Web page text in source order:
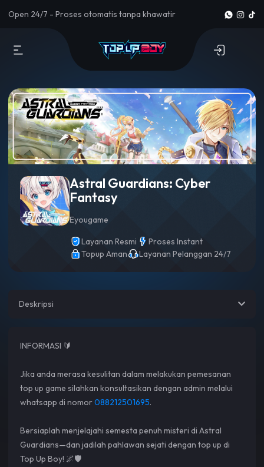
Open 24/7 - Proses otomatis tanpa khawatir
Astral Guardians: Cyber
Fantasy
Eyougame
Layanan Resmi
Proses Instant
Topup Aman
Layanan Pelanggan 24/7
Deskripsi
INFORMASI 🔰
Jika anda merasa kesulitan dalam melakukan pemesanan
top up game silahkan konsultasikan dengan admin melalui
whatsapp di nomor088212501695.
Bersiaplah menjelajahi semesta penuh misteri di Astral
Guardians—dan jadilah pahlawan sejati dengan top up di
Top Up Boy! 🌌🛡️